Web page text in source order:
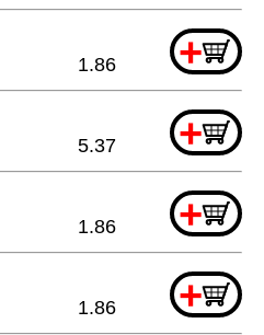
+
1.86
+
5.37
+
1.86
+
1.86